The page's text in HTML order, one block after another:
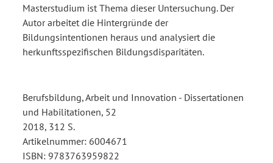
Masterstudium ist Thema dieser Untersuchung. Der
Autor arbeitet die Hintergründe der
Bildungsintentionen heraus und analysiert die
herkunftsspezifischen Bildungsdisparitäten.
Berufsbildung, Arbeit und Innovation - Dissertationen
und Habilitationen, 52
2018, 312 S.
Artikelnummer: 6004671
ISBN: 9783763959822